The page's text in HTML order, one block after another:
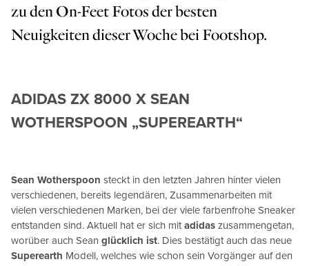
zu den On-Feet Fotos der besten
Neuigkeiten dieser Woche bei Footshop.
ADIDAS ZX 8000 X SEAN
WOTHERSPOON „SUPEREARTH“
Sean Wotherspoon steckt in den letzten Jahren hinter vielen
verschiedenen, bereits legendären, Zusammenarbeiten mit
vielen verschiedenen Marken, bei der viele farbenfrohe Sneaker
entstanden sind. Aktuell hat er sich mitadidas zusammengetan,
worüber auch Sean glücklich ist. Dies bestätigt auch das neue
Superearth Modell, welches wie schon sein Vorgänger auf den